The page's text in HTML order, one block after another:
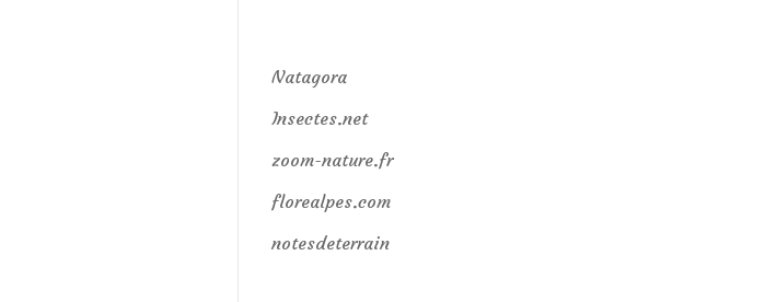
Natagora
Insectes.net
zoom-nature.fr
florealpes.com
notesdeterrain